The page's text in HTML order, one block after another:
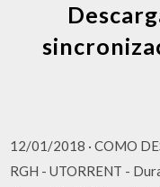
12/01/2018 · COMO
RGH - UTORRENT -